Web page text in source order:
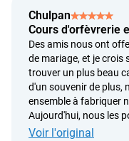
précieux conseils et
beaucoup de patience.
exactement comme je
c'est encore mieux
regarde, je sais
où j'ai donné un coup
viennent ces toutes
ce qui la rend si
seulement un bijou,
Chulpan
Cours d'orfèvrerie
Des amis nous ont
de mariage, et je crois
trouver un plus beau
d'un souvenir de plus,
ensemble à fabriquer
Aujourd'hui, nous les
nous savons tout ce
Voir l'original